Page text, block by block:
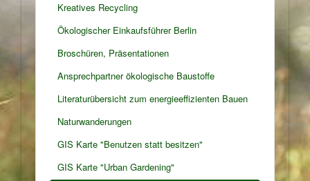
Kreatives Recycling
Ökologischer Einkaufsführer Berlin
Broschüren, Präsentationen
Ansprechpartner ökologische Baustoffe
Literaturübersicht zum energieeffizienten Bauen
Naturwanderungen
GIS Karte "Benutzen statt besitzen"
GIS Karte "Urban Gardening"